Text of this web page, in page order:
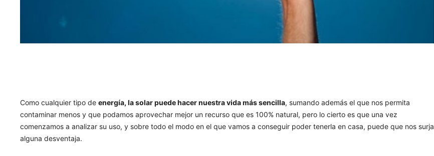
Como cualquier tipo deenergía, la solar puede hacer nuestra vida más sencilla, sumando además el que nos permita
contaminar menos y que podamos aprovechar mejor un recurso que es 100% natural, pero lo cierto es que una vez
comenzamos a analizar su uso, y sobre todo el modo en el que vamos a conseguir poder tenerla en casa, puede que nos surja
alguna desventaja.